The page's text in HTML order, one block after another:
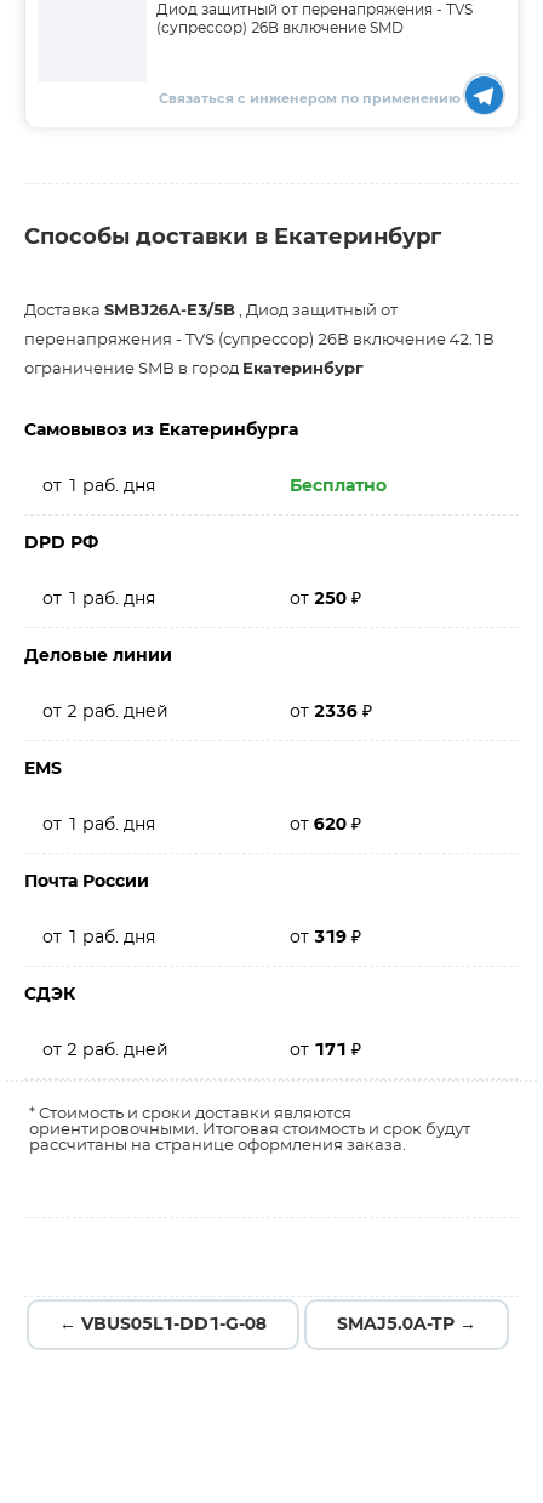
Диод защитный от перенапряжения - TVS
(супрессор) 26В включение SMD
Связаться с инженером по применению
Способы доставки в Екатеринбург
Доставка SMBJ26A-E3/5B , Диод защитный от
перенапряжения - TVS (супрессор) 26В включение 42.1В
ограничение SMB в город Екатеринбург
Самовывоз из Екатеринбурга
от 1 раб. дня Бесплатно
DPD РФ
от 1 раб. дня от 250 ₽
Деловые линии
от 2 раб. дней от 2336 ₽
EMS
от 1 раб. дня от 620 ₽
Почта России
от 1 раб. дня от 319 ₽
СДЭК
от 2 раб. дней от 171 ₽
* Стоимость и сроки доставки являются
ориентировочными. Итоговая стоимость и срок будут
рассчитаны на странице оформления заказа.
← VBUS05L1-DD1-G-08 SMAJ5.0A-TP →